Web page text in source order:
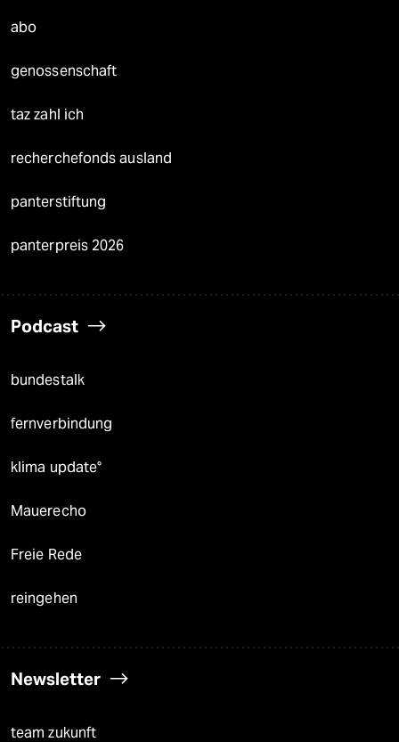
abo
genossenschaft
taz zahl ich
recherchefonds ausland
panterstiftung
panterpreis 2026
Podcast
bundestalk
fernverbindung
klima update°
Mauerecho
Freie Rede
reingehen
Newsletter
team zukunft